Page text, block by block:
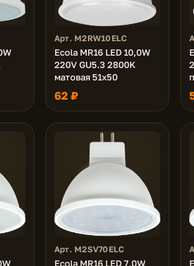
Арт. M2RW10ELC
Ecola MR16 LED 10,0W
220V GU5.3 2800K
матовая 51x50
62 ₽
Арт. M2SV70ELC
Ecola MR16 LED 7,0W